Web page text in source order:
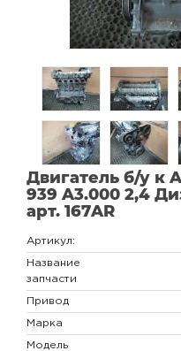
Двигатель б/у к
939 A3.000 2,4
арт. 167AR
Артикул:
Название
запчасти
Привод
Марка
Модель